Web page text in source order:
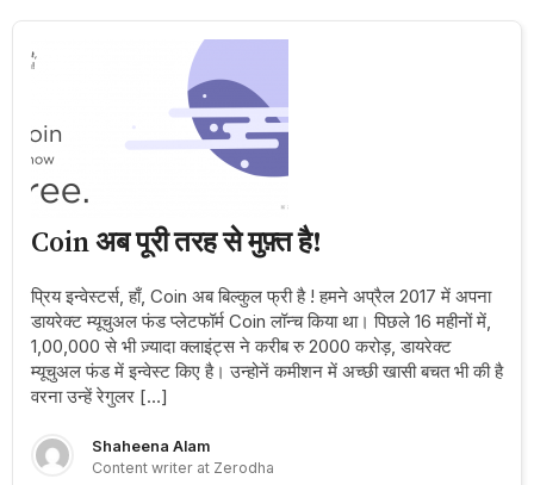
Coin अब पूरी तरह से मुफ़्त है!
प्रिय इन्वेस्टर्स, हाँ, Coin अब बिल्कुल फ्री है ! हमने अप्रैल 2017 में अपना
डायरेक्ट म्यूचुअल फंड प्लेटफॉर्म Coin लॉन्च किया था। पिछले 16 महीनों में,
1,00,000 से भी ज़्यादा क्लाइंट्स ने करीब रु 2000 करोड़, डायरेक्ट
म्यूचुअल फंड में इन्वेस्ट किए है। उन्होनें कमीशन में अच्छी खासी बचत भी की है
वरना उन्हें रेगुलर […]
Shaheena Alam
Content writer at Zerodha